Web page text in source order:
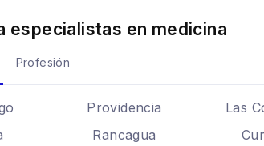
especialistas en medicina
Profesión
Providencia Las
Rancagua